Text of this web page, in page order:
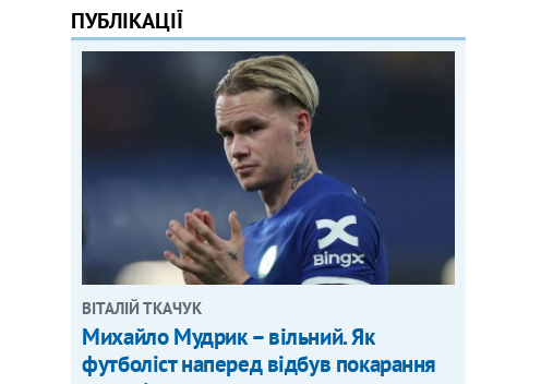
ПУБЛІКАЦІЇ
ВІТАЛІЙ ТКАЧУК
Михайло Мудрик – вільний. Як
футболіст наперед відбув покарання